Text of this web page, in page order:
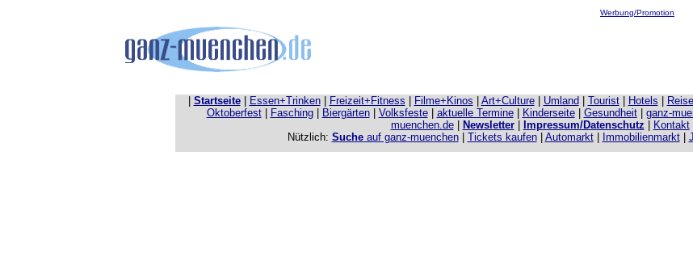
Werbung/Promotion
Startseite| Essen+Trinken| Freizeit+Fitness Filme+Kinos Art+Culture| Umland Tourist| Hotels
Oktoberfest| Fasching| Biergärten| Volksfeste| aktuelle Termine| Kinderseite| Gesundheit| ganz-
muenchen.de| Newsletter| Impressum/Datenschutz Kontakt
Nützlich: Sucheauf ganz-muenchen| Tickets kaufen Automarkt Immobilienmarkt|